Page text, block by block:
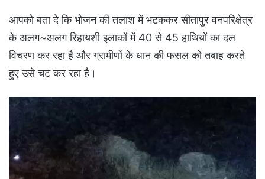
आपको बता दे कि भोजन की तलाश में भटककर सीतापुर वनपरिक्षेत्र
के अलग~अलग रिहायशी इलाकों में 40 से 45 हाथियों का दल
विचरण कर रहा है और ग्रामीणों के धान की फसल को तबाह करते
हुए उसे चट कर रहा है।